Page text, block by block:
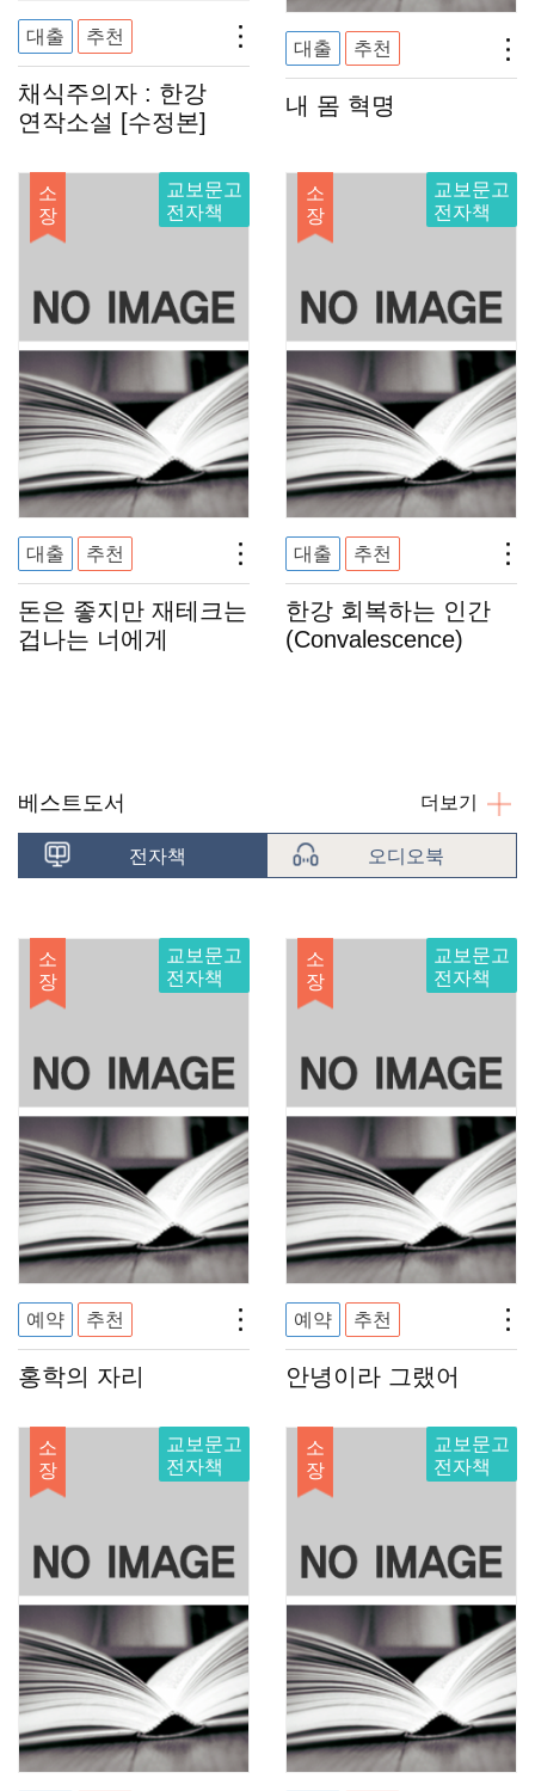
대출 추천
채식주의자 : 한강
연작소설 [수정본]
대출 추천
내 몸 혁명
소
장
교보문고
전자책
대출 추천
돈은 좋지만 재테크는
겁나는 너에게
소
장
교보문고
전자책
대출 추천
한강 회복하는 인간
(Convalescence)
베스트도서 더보기
전자책 오디오북
소
장
교보문고
전자책
예약 추천
홍학의 자리
소
장
교보문고
전자책
예약 추천
안녕이라 그랬어
소
장
교보문고
전자책
소
장
교보문고
전자책